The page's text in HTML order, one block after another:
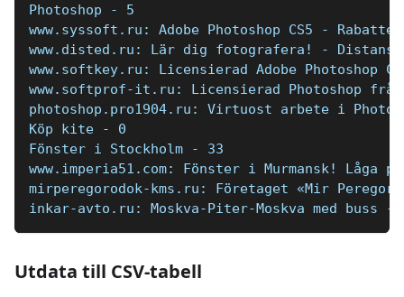
Photoshop - 5
www.syssoft.ru: Adobe Photoshop CS5 -
www.disted.ru: Lär dig fotografera! -
www.softkey.ru: Licensierad Adobe
www.softprof-it.ru: Licensierad Photoshop
photoshop.pro1904.ru: Virtuost arbete i
Köp kite - 0
Fönster i Stockholm - 33
www.imperia51.com: Fönster i Murmansk!
mirperegorodok-kms.ru: Företaget «Mir
inkar-avto.ru: Moskva-Piter-Moskva med
Utdata till CSV-tabell